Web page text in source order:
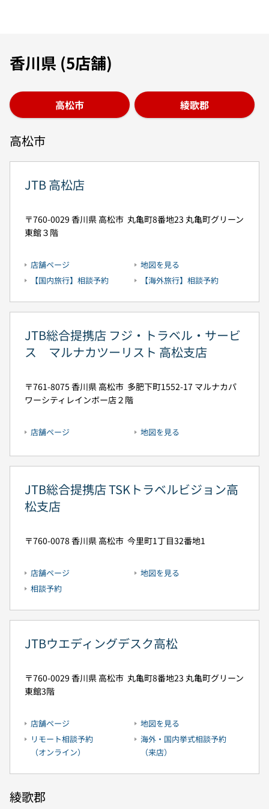
香川県 (5店舗)
高松市 綾歌郡
高松市
JTB 高松店
760-0029 香川県 高松市 丸亀町8番地23 丸亀町グリーン
東館３階
店舗ページ
【国内旅行】相談予約
地図を見る
【海外旅行】相談予約
JTB総合提携店 フジ・トラベル・サービ
ス マルナカツーリスト 高松支店
761-8075 香川県 高松市 多肥下町1552-17 マルナカパ
ワーシティレインボー店２階
店舗ページ 地図を見る
JTB総合提携店 TSKトラベルビジョン高
松支店
760-0078 香川県 高松市 今里町1丁目32番地1
店舗ページ
相談予約
地図を見る
JTBウエディングデスク高松
760-0029 香川県 高松市 丸亀町8番地23 丸亀町グリーン
東館3階
店舗ページ
リモート相談予約
（オンライン）
地図を見る
海外・国内挙式相談予約
（来店）
綾歌郡